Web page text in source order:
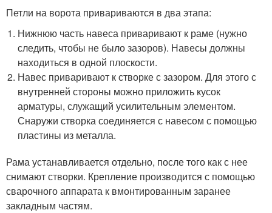
Петли на ворота привариваются в два этапа:
Нижнюю часть навеса приваривают к раме (нужно
следить, чтобы не было зазоров). Навесы должны
находиться в одной плоскости.
Навес приваривают к створке с зазором. Для этого с
внутренней стороны можно приложить кусок
арматуры, служащий усилительным элементом.
Снаружи створка соединяется с навесом с помощью
пластины из металла.
Рама устанавливается отдельно, после того как с нее
снимают створки. Крепление производится с помощью
сварочного аппарата к вмонтированным заранее
закладным частям.